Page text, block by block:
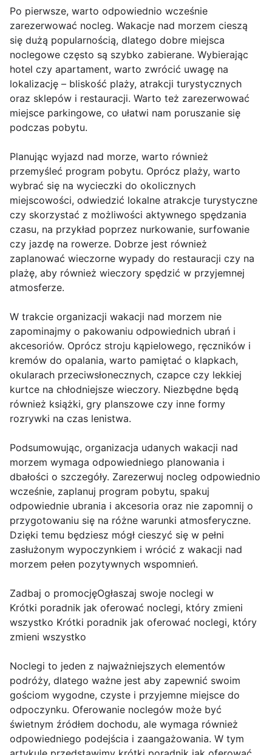
Po pierwsze, warto odpowiednio wcześnie
zarezerwować nocleg. Wakacje nad morzem cieszą
się dużą popularnością, dlatego dobre miejsca
noclegowe często są szybko zabierane. Wybierając
hotel czy apartament, warto zwrócić uwagę na
lokalizację – bliskość plaży, atrakcji turystycznych
oraz sklepów i restauracji. Warto też zarezerwować
miejsce parkingowe, co ułatwi nam poruszanie się
podczas pobytu.
Planując wyjazd nad morze, warto również
przemyśleć program pobytu. Oprócz plaży, warto
wybrać się na wycieczki do okolicznych
miejscowości, odwiedzić lokalne atrakcje turystyczne
czy skorzystać z możliwości aktywnego spędzania
czasu, na przykład poprzez nurkowanie, surfowanie
czy jazdę na rowerze. Dobrze jest również
zaplanować wieczorne wypady do restauracji czy na
plażę, aby również wieczory spędzić w przyjemnej
atmosferze.
W trakcie organizacji wakacji nad morzem nie
zapominajmy o pakowaniu odpowiednich ubrań i
akcesoriów. Oprócz stroju kąpielowego, ręczników i
kremów do opalania, warto pamiętać o klapkach,
okularach przeciwsłonecznych, czapce czy lekkiej
kurtce na chłodniejsze wieczory. Niezbędne będą
również książki, gry planszowe czy inne formy
rozrywki na czas lenistwa.
Podsumowując, organizacja udanych wakacji nad
morzem wymaga odpowiedniego planowania i
dbałości o szczegóły. Zarezerwuj nocleg odpowiednio
wcześnie, zaplanuj program pobytu, spakuj
odpowiednie ubrania i akcesoria oraz nie zapomnij o
przygotowaniu się na różne warunki atmosferyczne.
Dzięki temu będziesz mógł cieszyć się w pełni
zasłużonym wypoczynkiem i wrócić z wakacji nad
morzem pełen pozytywnych wspomnień.
Zadbaj o promocjęOgłaszaj swoje noclegi w
Krótki poradnik jak oferować noclegi, który zmieni
wszystko Krótki poradnik jak oferować noclegi, który
zmieni wszystko
Noclegi to jeden z najważniejszych elementów
podróży, dlatego ważne jest aby zapewnić swoim
gościom wygodne, czyste i przyjemne miejsce do
odpoczynku. Oferowanie noclegów może być
świetnym źródłem dochodu, ale wymaga również
odpowiedniego podejścia i zaangażowania. W tym